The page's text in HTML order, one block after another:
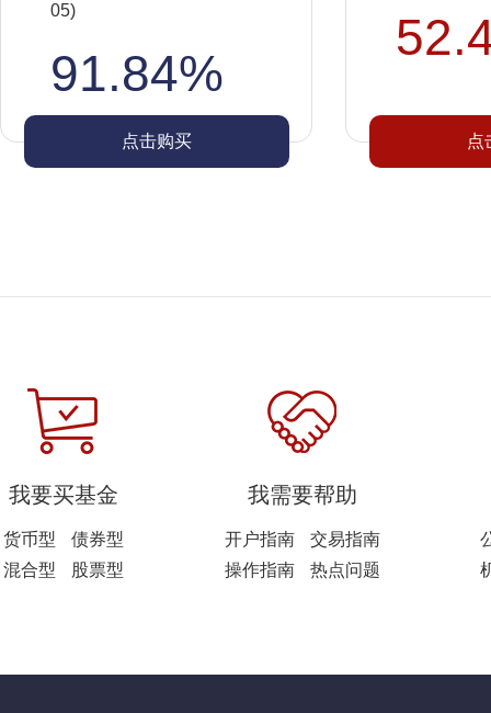
05)
91.84%
点击购买 点
我要买基金
货币型
债券型
混合型
股票型
我需要帮助
开户指南
交易指南
操作指南
热点问题